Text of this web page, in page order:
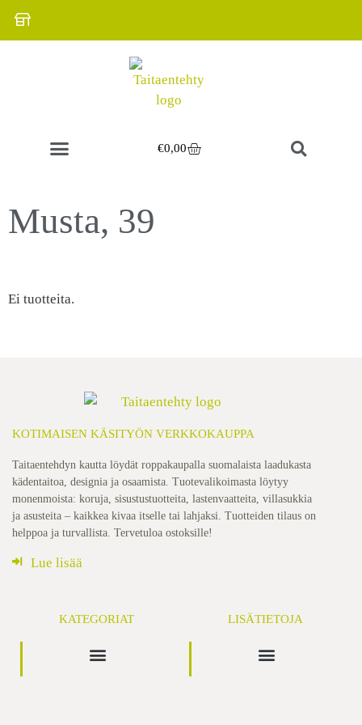
€0,00
Musta, 39
Ei tuotteita.
KOTIMAISEN KÄSITYÖN VERKKOKAUPPA
Taitaentehdyn kautta löydät roppakaupalla suomalaista laadukasta
kädentaitoa, designia ja osaamista. Tuotevalikoimasta löytyy
monenmoista: koruja, sisustustuotteita, lastenvaatteita, villasukkia
ja asusteita – kaikkea kivaa itselle tai lahjaksi. Tuotteiden tilaus on
helppoa ja turvallista. Tervetuloa ostoksille!
Lue lisää
KATEGORIAT LISÄTIETOJA